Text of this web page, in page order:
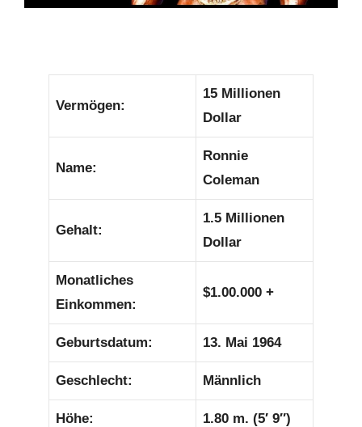
Vermögen:
15 Millionen
Dollar
Name:
Ronnie
Coleman
Gehalt:
1.5 Millionen
Dollar
Monatliches
Einkommen:
$1.00.000 +
Geburtsdatum: 13. Mai 1964
Geschlecht: Männlich
Höhe: 1.80 m. (5′ 9″)